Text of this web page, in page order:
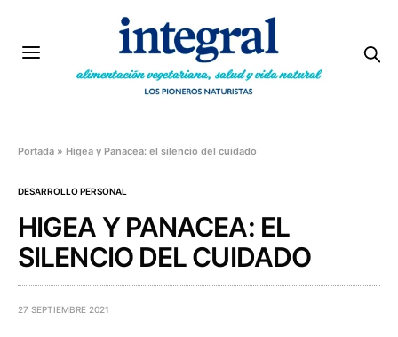
Portada » Higea y Panacea: el silencio del cuidado
DESARROLLO PERSONAL
HIGEA Y PANACEA: EL
SILENCIO DEL CUIDADO
27 SEPTIEMBRE 2021